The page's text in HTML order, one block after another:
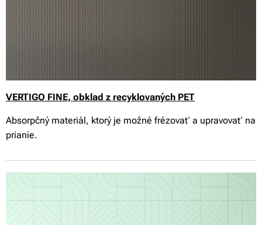
VERTIGO FINE, obklad z recyklovaných PET
Absorpčný materiál, ktorý je možné frézovať a upravovať na
prianie.